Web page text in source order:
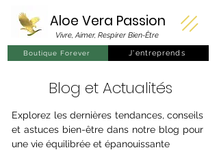
Aloe Vera Passion
Vivre, Aimer, Respirer Bien-Être
J'entreprends
Boutique Forever
Blog et Actualités
Explorez les dernières tendances, conseils
et astuces bien-être dans notre blog pour
une vie équilibrée et épanouissante